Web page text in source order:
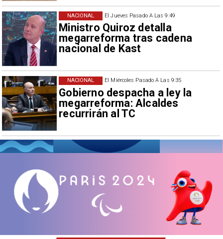
El Jueves Pasado A Las 9:49
Ministro Quiroz detalla
megarreforma tras cadena
nacional de Kast
NACIONAL
El Miércoles Pasado A Las 9:35
Gobierno despacha a ley la
megarreforma: Alcaldes
recurrirán al TC
NACIONAL